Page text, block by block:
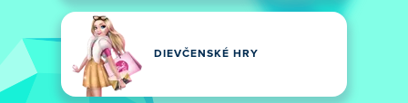
DIEVČENSKÉ HRY